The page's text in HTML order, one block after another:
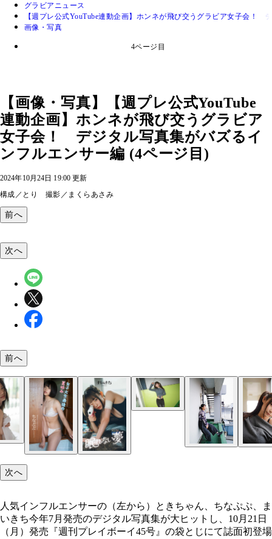
グラビアニュース
【週プレ公式YouTube連動企画】ホンネが飛び交うグラビア女子会！
画像・写真
4ページ目
【画像・写真】【週プレ公式YouTube
連動企画】ホンネが飛び交うグラビア
女子会！ デジタル写真集がバズるイ
ンフルエンサー編 (4ページ目)
2024年10月24日 19:00 更新
構成／とり 撮影／まくらあさみ
前へ
まいきち
週プレ公式TikTokにて3人の初コラボ動画が公開中
人気インフルエンサーの（左から）ときちゃん、
ぷ、まいきち
次へ
前へ
次へ
人気インフルエンサーの（左から）ときちゃん、ちなぷぷ、ま
いきち今年7月発売のデジタル写真集が大ヒットし、10月21日
（月）発売『週刊プレイボーイ45号』の袋とじにて誌面初登場